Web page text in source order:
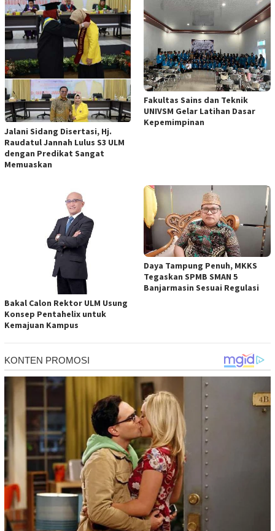
Jalani Sidang Disertasi, Hj.
Raudatul Jannah Lulus S3 ULM
dengan Predikat Sangat
Memuaskan
Fakultas Sains dan Teknik
UNIVSM Gelar Latihan Dasar
Kepemimpinan
Bakal Calon Rektor ULM Usung
Konsep Pentahelix untuk
Kemajuan Kampus
Daya Tampung Penuh, MKKS
Tegaskan SPMB SMAN 5
Banjarmasin Sesuai Regulasi